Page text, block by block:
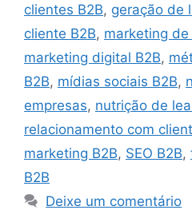
clientes B2B, geração de
cliente B2B, marketing
marketing digital B2B,
B2B, mídias sociais B2B,
empresas, nutrição de
relacionamento com
marketing B2B, SEO B2B,
B2B
Deixe um comentário